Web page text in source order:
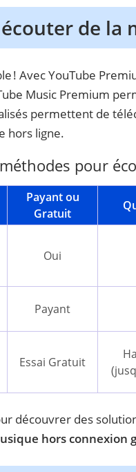
de la
! Avec YouTube
Music Premium
permettent de
hors ligne.
pour
Payant ou
Gratuit
Oui
Payant
Essai Gratuit
découvrer des
hors connexion